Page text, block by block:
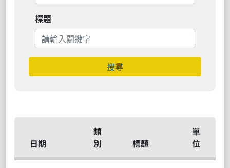
標題
搜尋
日期
類
別
標題
單
位